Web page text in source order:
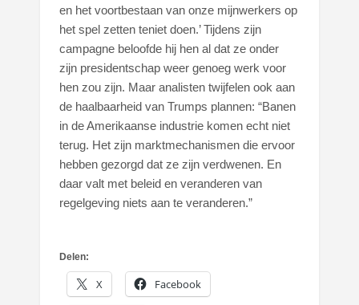
en het voortbestaan van onze mijnwerkers op
het spel zetten teniet doen.’ Tijdens zijn
campagne beloofde hij hen al dat ze onder
zijn presidentschap weer genoeg werk voor
hen zou zijn. Maar analisten twijfelen ook aan
de haalbaarheid van Trumps plannen: “Banen
in de Amerikaanse industrie komen echt niet
terug. Het zijn marktmechanismen die ervoor
hebben gezorgd dat ze zijn verdwenen. En
daar valt met beleid en veranderen van
regelgeving niets aan te veranderen.”
Delen:
X Facebook